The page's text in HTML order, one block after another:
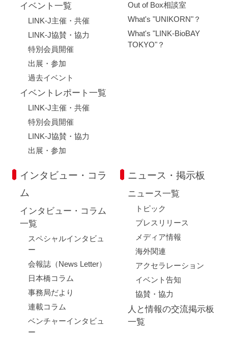
イベント一覧
LINK-J主催・共催
LINK-J協賛・協力
特別会員開催
出展・参加
過去イベント
イベントレポート一覧
LINK-J主催・共催
特別会員開催
LINK-J協賛・協力
出展・参加
Out of Box相談室
What's "UNIKORN"？
What's "LINK-BioBAY
TOKYO"？
インタビュー・コラ
ム
インタビュー・コラム
一覧
スペシャルインタビュ
ー
会報誌（News Letter）
日本橋コラム
事務局だより
連載コラム
ベンチャーインタビュ
ー
ニュース・掲示板
ニュース一覧
トピック
プレスリリース
メディア情報
海外関連
アクセラレーション
イベント告知
協賛・協力
人と情報の交流掲示板
一覧